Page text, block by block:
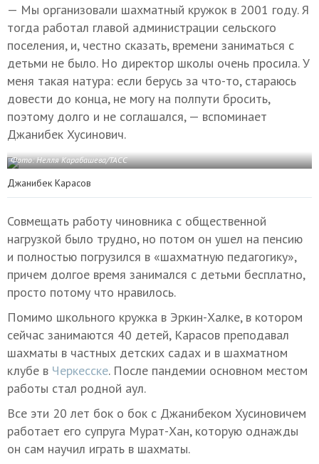
— Мы организовали шахматный кружок в 2001 году. Я
тогда работал главой администрации сельского
поселения, и, честно сказать, времени заниматься с
детьми не было. Но директор школы очень просила. У
меня такая натура: если берусь за что-то, стараюсь
довести до конца, не могу на полпути бросить,
поэтому долго и не соглашался, — вспоминает
Джанибек Хусинович.
Фото: Нелля Карабашева/ТАСС
Джанибек Карасов
Совмещать работу чиновника с общественной
нагрузкой было трудно, но потом он ушел на пенсию
и полностью погрузился в «шахматную педагогику»,
причем долгое время занимался с детьми бесплатно,
просто потому что нравилось.
Помимо школьного кружка в Эркин-Халке, в котором
сейчас занимаются 40 детей, Карасов преподавал
шахматы в частных детских садах и в шахматном
клубе в Черкесске. После пандемии основном местом
работы стал родной аул.
Все эти 20 лет бок о бок с Джанибеком Хусиновичем
работает его супруга Мурат-Хан, которую однажды
он сам научил играть в шахматы.